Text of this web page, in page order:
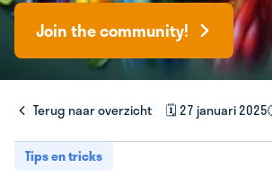
Join the community!
Terug naar overzicht 🗓️ 27 januari 2025
Tips en tricks